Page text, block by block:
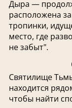
Дыра —
расположена
тропинки,
место, где
не забыт".
Святилище
находится
чтобы найти